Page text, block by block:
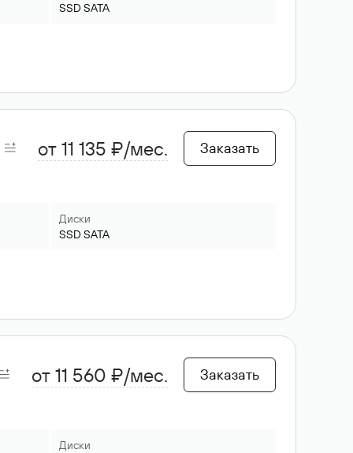
SSD SATA
от 11 135 ₽/мес. Заказать
Диски
SSD SATA
от 11 560 ₽/мес. Заказать
Диски